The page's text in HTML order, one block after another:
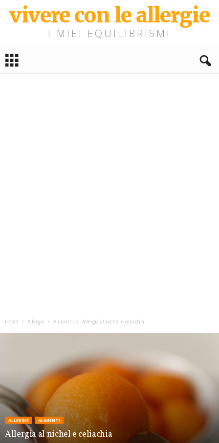
vivere con le allergie
I MIEI EQUILIBRISMI
Home Allergie Alimenti Allergia al nichel e celiachia
ALLERGIE ALIMENTI
Allergia al nichel e celiachia